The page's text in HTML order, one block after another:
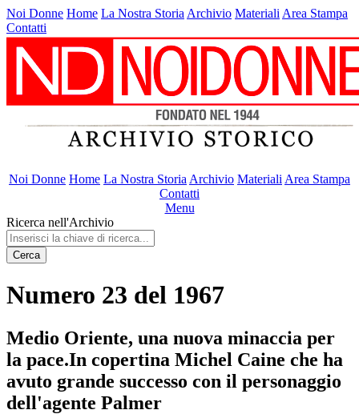
Noi Donne Home La Nostra Storia Archivio Materiali Area Stampa
Contatti
Noi Donne Home La Nostra Storia Archivio Materiali Area Stampa
Contatti
Menu
Ricerca nell'Archivio
Cerca
Numero 23 del 1967
Medio Oriente, una nuova minaccia per
la pace.In copertina Michel Caine che ha
avuto grande successo con il personaggio
dell'agente Palmer